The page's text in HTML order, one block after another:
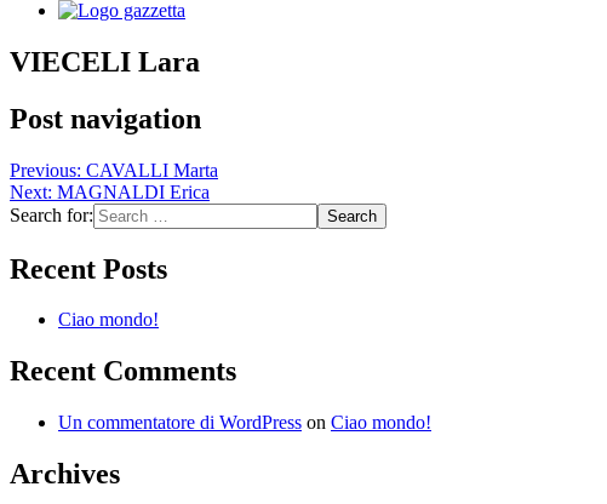
VIECELI Lara
Post navigation
Previous: CAVALLI Marta
Next: MAGNALDI Erica
Search for:
Recent Posts
Ciao mondo!
Recent Comments
Un commentatore di WordPress on Ciao mondo!
Archives